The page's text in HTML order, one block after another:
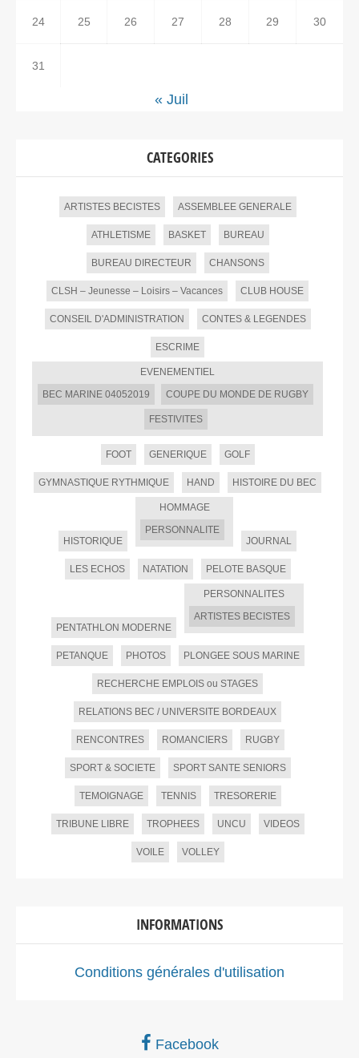
24 25 26 27 28 29 30
31
« Juil
CATEGORIES
ARTISTES BECISTES ASSEMBLEE GENERALE
ATHLETISME BASKET BUREAU
BUREAU DIRECTEUR CHANSONS
CLSH – Jeunesse – Loisirs – Vacances CLUB HOUSE
CONSEIL D'ADMINISTRATION CONTES & LEGENDES
ESCRIME
EVENEMENTIEL
BEC MARINE 04052019
COUPE DU MONDE DE RUGBY
FESTIVITES
FOOT GENERIQUE GOLF
GYMNASTIQUE RYTHMIQUE HAND HISTOIRE DU BEC
HISTORIQUE
HOMMAGE
PERSONNALITE
JOURNAL
LES ECHOS NATATION PELOTE BASQUE
PENTATHLON MODERNE
PERSONNALITES
ARTISTES BECISTES
PETANQUE PHOTOS PLONGEE SOUS MARINE
RECHERCHE EMPLOIS ou STAGES
RELATIONS BEC / UNIVERSITE BORDEAUX
RENCONTRES ROMANCIERS RUGBY
SPORT & SOCIETE SPORT SANTE SENIORS
TEMOIGNAGE TENNIS TRESORERIE
TRIBUNE LIBRE TROPHEES UNCU VIDEOS
VOILE VOLLEY
INFORMATIONS
Conditions générales d'utilisation
Facebook